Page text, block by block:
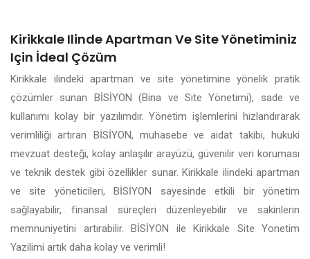
Kirikkale Ilinde Apartman Ve Site Yönetiminiz
Için İdeal Çözüm
Kirikkale ilindeki apartman ve site yönetimine yönelik pratik
çözümler sunan BİSİYON (Bina ve Site Yönetimi), sade ve
kullanımı kolay bir yazılımdır. Yönetim işlemlerini hızlandırarak
verimliliği artıran BİSİYON, muhasebe ve aidat takibi, hukuki
mevzuat desteği, kolay anlaşılır arayüzü, güvenilir veri koruması
ve teknik destek gibi özellikler sunar. Kirikkale ilindeki apartman
ve site yöneticileri, BİSİYON sayesinde etkili bir yönetim
sağlayabilir, finansal süreçleri düzenleyebilir ve sakinlerin
memnuniyetini artırabilir. BİSİYON ile Kirikkale Site Yonetim
Yazilimi artık daha kolay ve verimli!